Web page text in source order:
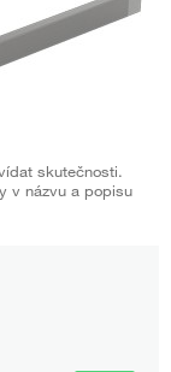
skutečnosti.
v názvu a popisu